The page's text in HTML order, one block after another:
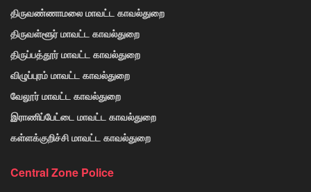
திருவண்ணாமலை மாவட்ட காவல்துறை
திருவள்ளூர் மாவட்ட காவல்துறை
திருப்பத்தூர் மாவட்ட காவல்துறை
விழுப்புரம் மாவட்ட காவல்துறை
வேலூர் மாவட்ட காவல்துறை
இராணிப்பேட்டை மாவட்ட காவல்துறை
கள்ளக்குறிச்சி மாவட்ட காவல்துறை
Central Zone Police